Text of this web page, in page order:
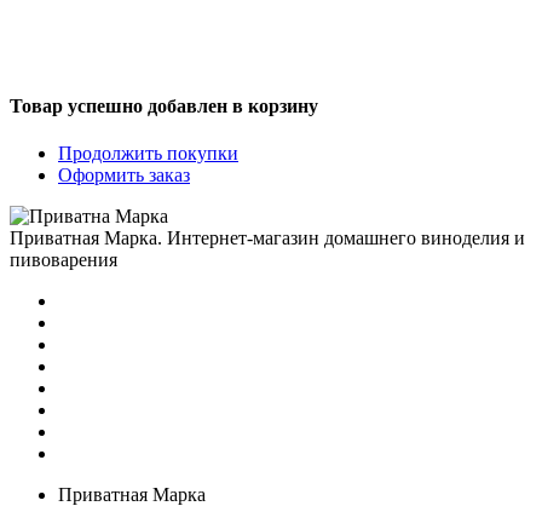
Товар успешно добавлен в корзину
Продолжить покупки
Оформить заказ
Приватная Марка. Интернет-магазин домашнего виноделия и
пивоварения
Приватная Марка